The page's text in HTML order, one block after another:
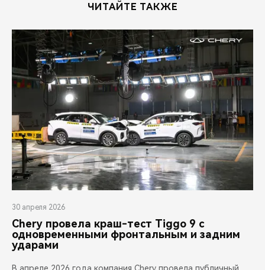
ЧИТАЙТЕ ТАКЖЕ
30 апреля 2026
Chery провела краш-тест Tiggo 9 с
одновременными фронтальным и задним
ударами